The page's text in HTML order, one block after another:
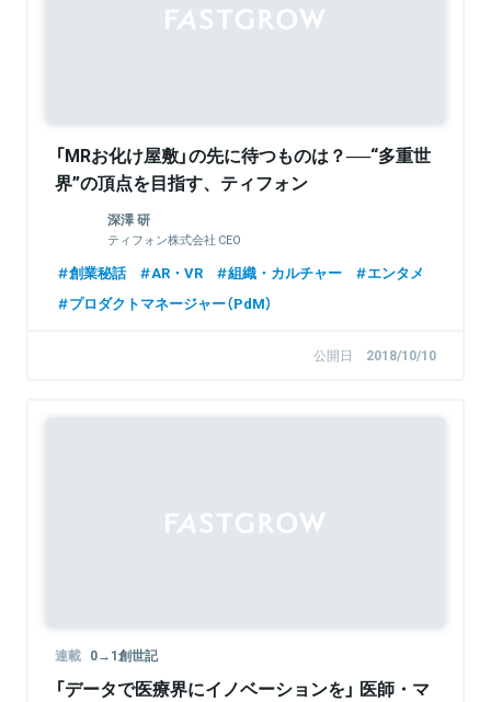
「MRお化け屋敷」の先に待つものは？──“多重世
界”の頂点を目指す、ティフォン
深澤 研
ティフォン株式会社 CEO
創業秘話 AR・VR 組織・カルチャー
エンタメ
プロダクトマネージャー（PdM）
公開日 2018/10/10
連載 0→1創世記
「データで医療界にイノベーションを」 医師・マ